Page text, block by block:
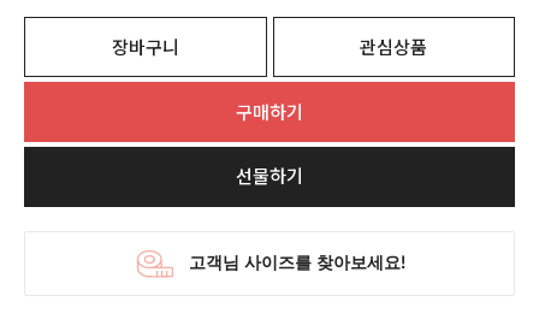
장바구니 관심상품
구매하기
선물하기